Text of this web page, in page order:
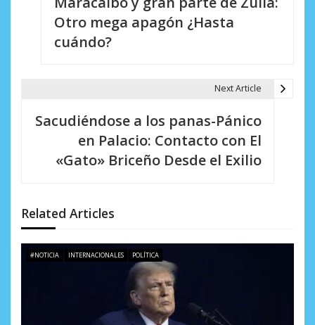
d
e
e
Otro mega apagón ¿Hasta
cuándo?
Next Article
Sacudiéndose a los panas-Pánico
en Palacio: Contacto con El
«Gato» Briceño Desde el Exilio
Related Articles
#NOTICIA INTERNACIONALES POLÍTICA